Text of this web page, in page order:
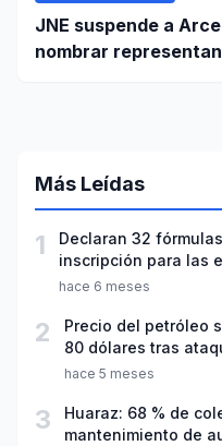
JNE suspende a
nombrar
Más Leídas
1
Declaran 32
inscripción para las
hace 6 meses
2
Precio del petróleo
80 dólares tras
hace 5 meses
3
Huaraz: 68 % de
mantenimiento de